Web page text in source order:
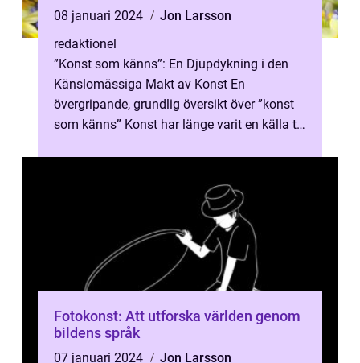
08 januari 2024
Jon Larsson
redaktionel
”Konst som känns”: En Djupdykning i den
Känslomässiga Makt av Konst En
övergripande, grundlig översikt över ”konst
som känns” Konst har länge varit en källa till
Fotokonst: Att utforska världen genom
bildens språk
07 januari 2024
Jon Larsson